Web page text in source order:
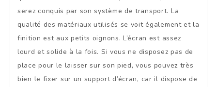
serez conquis par son système de transport. La
qualité des matériaux utilisés se voit également et la
finition est aux petits oignons. L’écran est assez
lourd et solide à la fois. Si vous ne disposez pas de
place pour le laisser sur son pied, vous pouvez très
bien le fixer sur un support d’écran, car il dispose de